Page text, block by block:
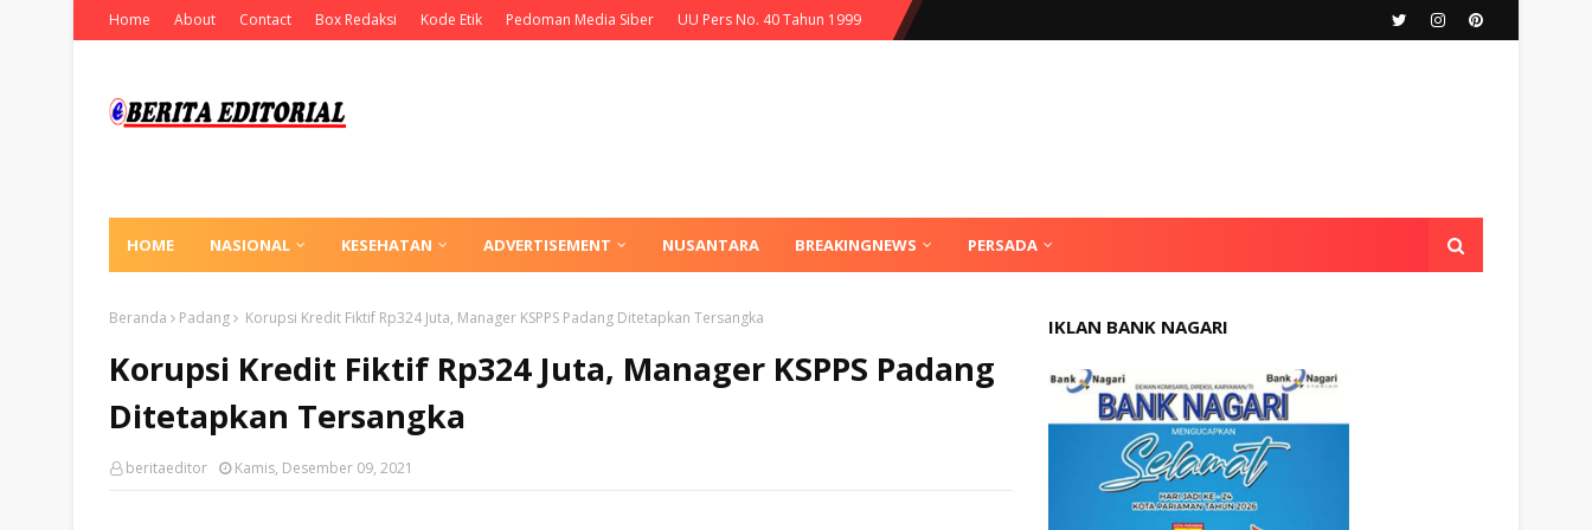
Home About Contact Box Redaksi Kode Etik Pedoman Media Siber UU Pers No. 40 Tahun 1999
HOME NASIONAL KESEHATAN ADVERTISEMENT NUSANTARA BREAKINGNEWS PERSADA
Beranda Padang Korupsi Kredit Fiktif Rp324 Juta, Manager KSPPS Padang Ditetapkan Tersangka
Korupsi Kredit Fiktif Rp324 Juta, Manager KSPPS Padang
Ditetapkan Tersangka
beritaeditor Kamis, Desember 09, 2021
IKLAN BANK NAGARI